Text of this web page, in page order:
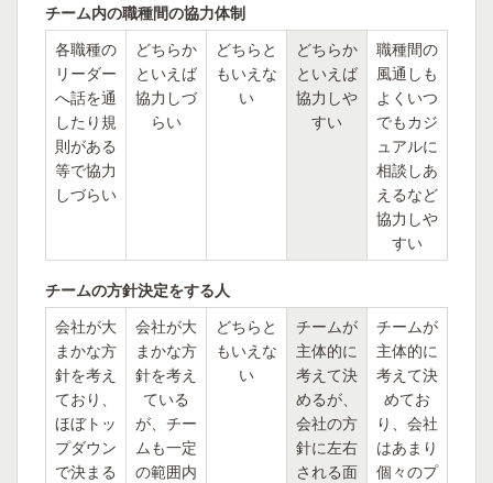
チーム内の職種間の協力体制
各職種の
リーダー
へ話を通
したり規
則がある
等で協力
しづらい
どちらか
といえば
協力しづ
らい
どちらと
もいえな
い
どちらか
といえば
協力しや
すい
職種間の
風通しも
よくいつ
でもカジ
ュアルに
相談しあ
えるなど
協力しや
すい
チームの方針決定をする人
会社が大
まかな方
針を考え
ており、
ほぼトッ
プダウン
で決まる
会社が大
まかな方
針を考え
ている
が、チー
ムも一定
の範囲内
どちらと
もいえな
い
チームが
主体的に
考えて決
めるが、
会社の方
針に左右
される面
チームが
主体的に
考えて決
めてお
り、会社
はあまり
個々のプ